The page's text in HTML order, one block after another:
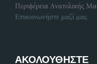
Περιφέρεια Ανατολικής
Επικοινωνήστε μαζί μας
ΑΚΟΛΟΥΘΗΣΤΕ